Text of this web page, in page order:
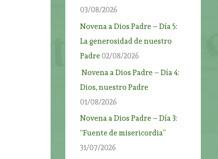
03/08/2026
Novena a Dios Padre – Día 5:
La generosidad de nuestro
Padre 02/08/2026
Novena a Dios Padre – Día 4:
Dios, nuestro Padre
01/08/2026
Novena a Dios Padre – Día 3:
“Fuente de misericordia”
31/07/2026